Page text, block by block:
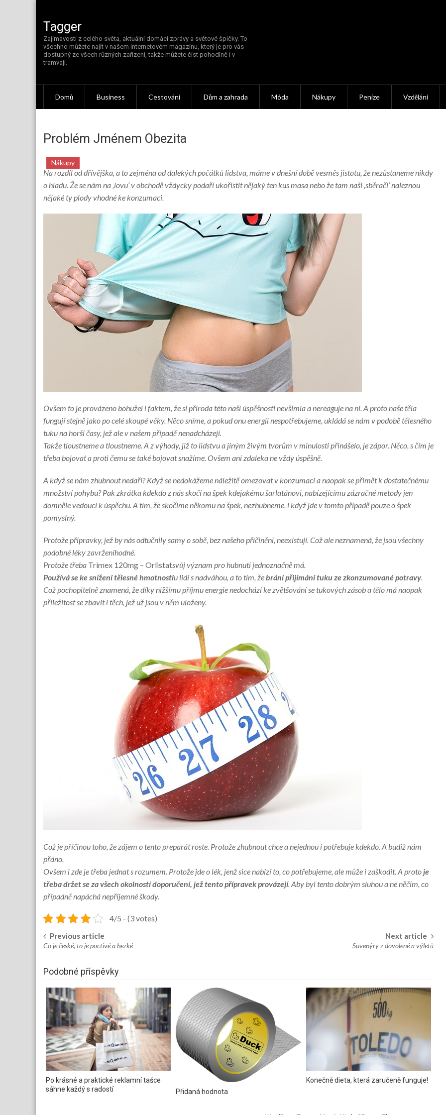
content
Tagger
Zajímavosti z celého světa, aktuální domácí zprávy a světové špičky. To
všechno můžete najít v našem internetovém magazínu, který je pro vás
dostupný ze všech různých zařízení, takže můžete číst pohodlně i v
tramvaji.
Domů Business Cestování Dům a zahrada Móda Nákupy Peníze Vzdělání
Problém Jménem Obezita
Nákupy
Na rozdíl od dřívějška, a to zejména od dalekých počátků lidstva, máme v dnešní době vesměs jistotu, že nezůstaneme nikdy
o hladu. Že se nám na ‚lovu‘ v obchodě vždycky podaří ukořistit nějaký ten kus masa nebo že tam naši ‚sběrači‘ naleznou
nějaké ty plody vhodné ke konzumaci.
Ovšem to je provázeno bohužel i faktem, že si příroda této naší úspěšnosti nevšimla a nereaguje na ni. A proto naše těla
fungují stejně jako po celé skoupé věky. Něco sníme, a pokud onu energii nespotřebujeme, ukládá se nám v podobě tělesného
tuku na horší časy, jež ale v našem případě nenadcházejí.
Takže tloustneme a tloustneme. A z výhody, již to lidstvu a jiným živým tvorům v minulosti přinášelo, je zápor. Něco, s čím je
třeba bojovat a proti čemu se také bojovat snažíme. Ovšem ani zdaleka ne vždy úspěšně.
A když se nám zhubnout nedaří? Když se nedokážeme náležitě omezovat v konzumaci a naopak se přimět k dostatečnému
množství pohybu? Pak zkrátka kdekdo z nás skočí na špek kdejakému šarlatánovi, nabízejícímu zázračné metody jen
domněle vedoucí k úspěchu. A tím, že skočíme někomu na špek, nezhubneme, i když jde v tomto případě pouze o špek
pomyslný.
Protože přípravky, jež by nás odtučnily samy o sobě, bez našeho přičinění, neexistují. Což ale neznamená, že jsou všechny
podobné léky zavrženíhodné.
Protože třeba Trimex 120mg – Orlistatsvůj význam pro hubnutí jednoznačně má.
Používá se ke snížení tělesné hmotnostiu lidí s nadváhou, a to tím, žebrání přijímání tuku ze zkonzumované potravy.
Což pochopitelně znamená, že díky nižšímu příjmu energie nedochází ke zvětšování se tukových zásob a tělo má naopak
příležitost se zbavit i těch, jež už jsou v něm uloženy.
Což je příčinou toho, že zájem o tento preparát roste. Protože zhubnout chce a nejednou i potřebuje kdekdo. A budiž nám
přáno.
Ovšem i zde je třeba jednat s rozumem. Protože jde o lék, jenž sice nabízí to, co potřebujeme, ale může i zaškodit. A protoje
třeba držet se za všech okolností doporučení, jež tento přípravek provázejí. Aby byl tento dobrým sluhou a ne něčím, co
případně napáchá nepříjemné škody.
4/5 - (3 votes)
Post
Previous article
Co je české, to je poctivé a hezké
Next article
Suvenýry z dovolené a výletů
Podobné příspěvky
Po krásné a praktické reklamní tašce
sáhne každý s radostí
Přidaná hodnota
Konečně dieta, která zaručeně funguje!